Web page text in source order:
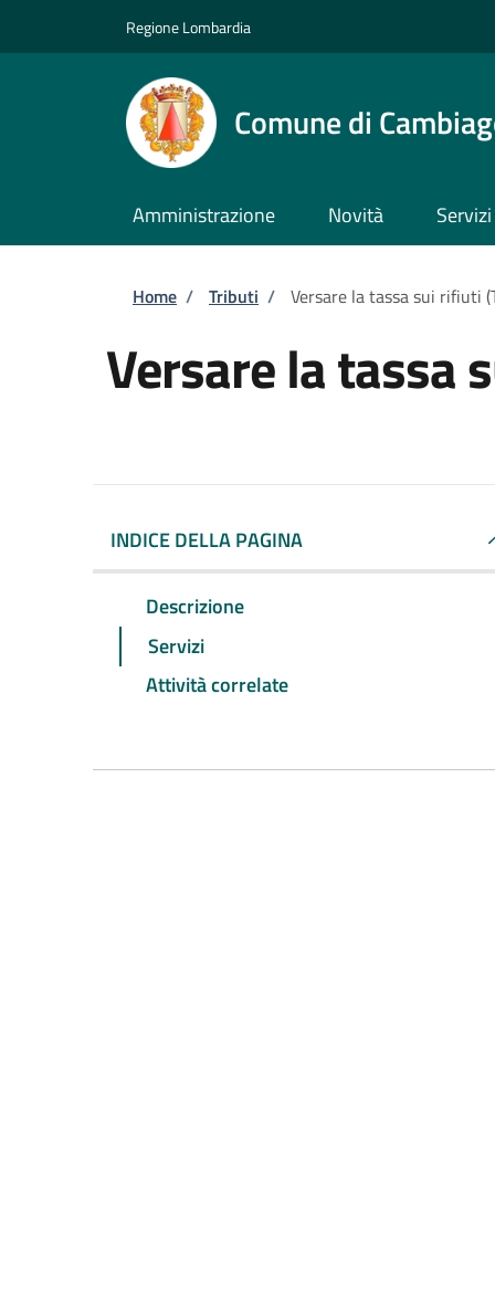
Regione Lombardia
Comune di
Amministrazione Novità Servizi
Briciole di pane
Home / Tributi / Versare la tassa sui rifiuti
Versare la tassa
INDICE DELLA PAGINA
Descrizione
Servizi
Attività correlate